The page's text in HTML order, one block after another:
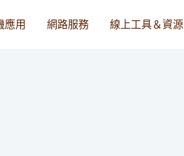
應用 網路服務 線上工具＆資源